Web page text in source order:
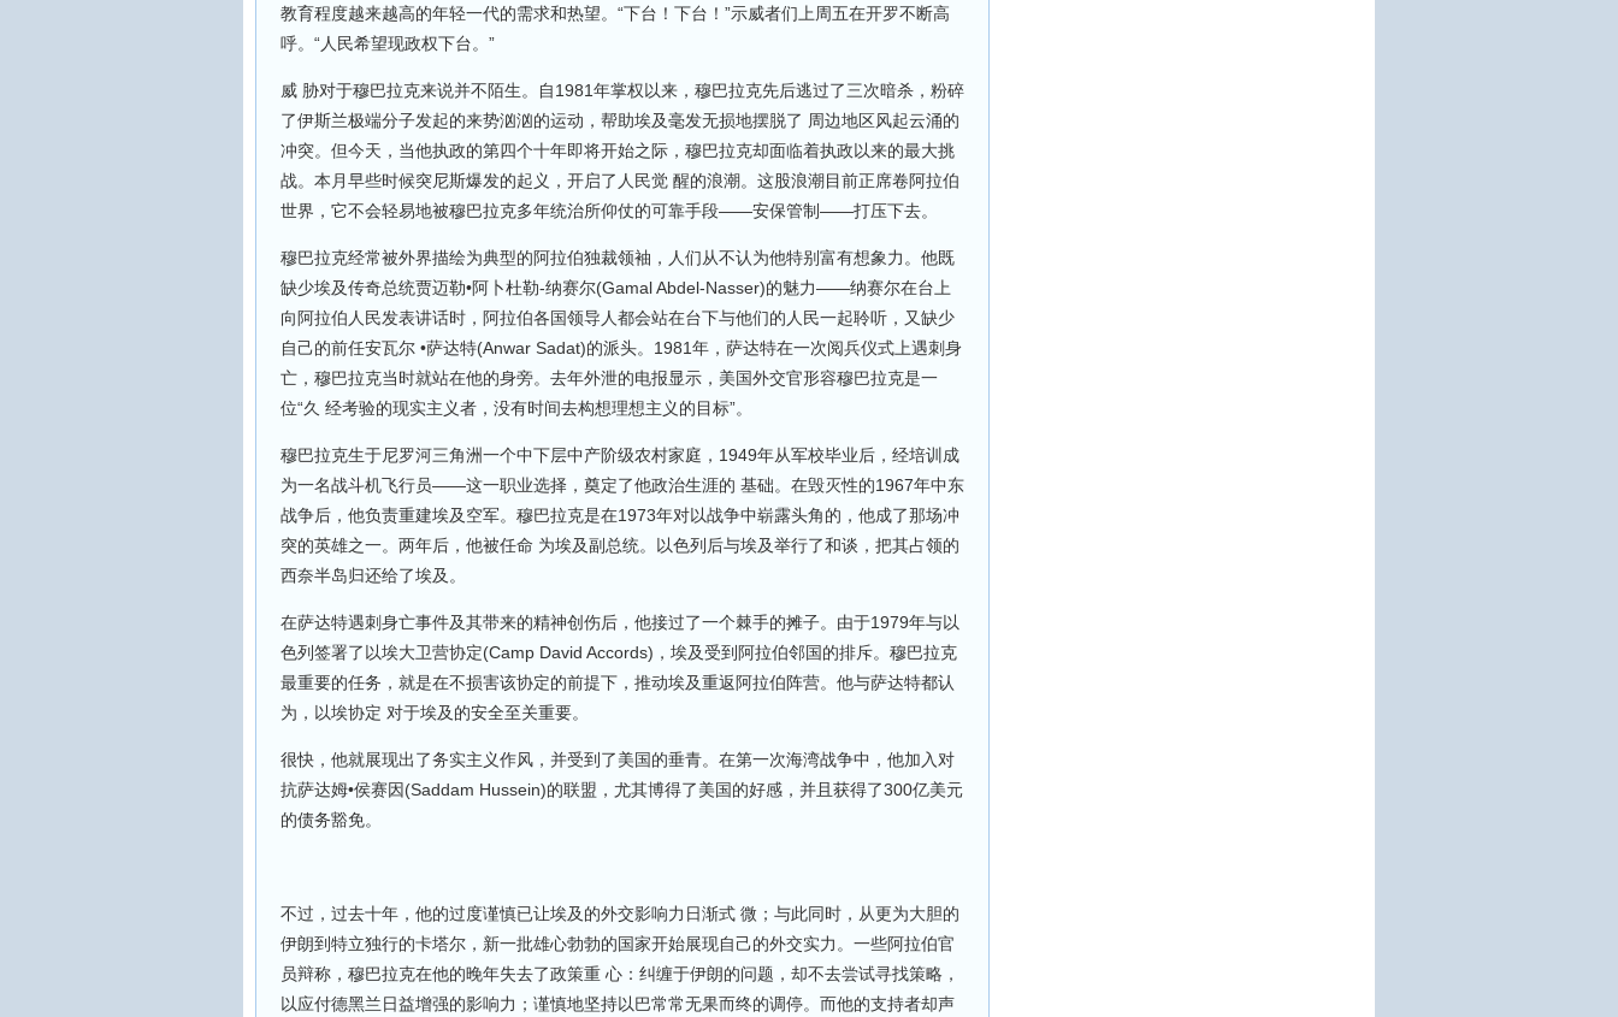
教育程度越来越高的年轻一代的需求和热望。“下台！下台！”示威者们上周五在开罗不断高
呼。“人民希望现政权下台。”
威 胁对于穆巴拉克来说并不陌生。自1981年掌权以来，穆巴拉克先后逃过了三次暗杀，粉碎
了伊斯兰极端分子发起的来势汹汹的运动，帮助埃及毫发无损地摆脱了 周边地区风起云涌的
冲突。但今天，当他执政的第四个十年即将开始之际，穆巴拉克却面临着执政以来的最大挑
战。本月早些时候突尼斯爆发的起义，开启了人民觉 醒的浪潮。这股浪潮目前正席卷阿拉伯
世界，它不会轻易地被穆巴拉克多年统治所仰仗的可靠手段——安保管制——打压下去。
穆巴拉克经常被外界描绘为典型的阿拉伯独裁领袖，人们从不认为他特别富有想象力。他既
缺少埃及传奇总统贾迈勒•阿卜杜勒-纳赛尔(Gamal Abdel-Nasser)的魅力——纳赛尔在台上
向阿拉伯人民发表讲话时，阿拉伯各国领导人都会站在台下与他们的人民一起聆听，又缺少
自己的前任安瓦尔 •萨达特(Anwar Sadat)的派头。1981年，萨达特在一次阅兵仪式上遇刺身
亡，穆巴拉克当时就站在他的身旁。去年外泄的电报显示，美国外交官形容穆巴拉克是一
位“久 经考验的现实主义者，没有时间去构想理想主义的目标”。
穆巴拉克生于尼罗河三角洲一个中下层中产阶级农村家庭，1949年从军校毕业后，经培训成
为一名战斗机飞行员——这一职业选择，奠定了他政治生涯的 基础。在毁灭性的1967年中东
战争后，他负责重建埃及空军。穆巴拉克是在1973年对以战争中崭露头角的，他成了那场冲
突的英雄之一。两年后，他被任命 为埃及副总统。以色列后与埃及举行了和谈，把其占领的
西奈半岛归还给了埃及。
在萨达特遇刺身亡事件及其带来的精神创伤后，他接过了一个棘手的摊子。由于1979年与以
色列签署了以埃大卫营协定(Camp David Accords)，埃及受到阿拉伯邻国的排斥。穆巴拉克
最重要的任务，就是在不损害该协定的前提下，推动埃及重返阿拉伯阵营。他与萨达特都认
为，以埃协定 对于埃及的安全至关重要。
很快，他就展现出了务实主义作风，并受到了美国的垂青。在第一次海湾战争中，他加入对
抗萨达姆•侯赛因(Saddam Hussein)的联盟，尤其博得了美国的好感，并且获得了300亿美元
的债务豁免。
不过，过去十年，他的过度谨慎已让埃及的外交影响力日渐式 微；与此同时，从更为大胆的
伊朗到特立独行的卡塔尔，新一批雄心勃勃的国家开始展现自己的外交实力。一些阿拉伯官
员辩称，穆巴拉克在他的晚年失去了政策重 心：纠缠于伊朗的问题，却不去尝试寻找策略，
以应付德黑兰日益增强的影响力；谨慎地坚持以巴常常无果而终的调停。而他的支持者却声